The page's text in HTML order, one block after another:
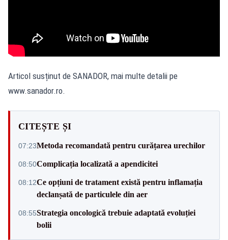
Articol susținut de SANADOR, mai multe detalii pe
www.sanador.ro.
CITEȘTE ȘI
07:23Metoda recomandată pentru curățarea urechilor
08:50Complicația localizată a apendicitei
08:12Ce opțiuni de tratament există pentru inflamația
declanșată de particulele din aer
08:55Strategia oncologică trebuie adaptată evoluției
bolii